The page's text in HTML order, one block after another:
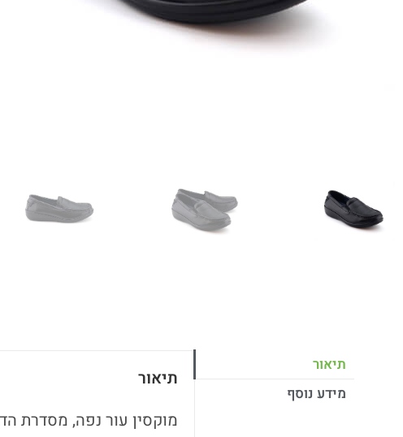
תיאור
מידע נוסף
תיאור
מוקסין עור נפה, מסדרת